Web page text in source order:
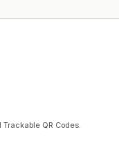
QR Codes.